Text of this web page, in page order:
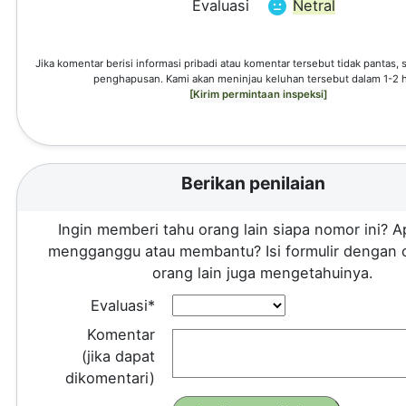
Evaluasi
Netral
Jika komentar berisi informasi pribadi atau komentar tersebut tidak pantas,
penghapusan. Kami akan meninjau keluhan tersebut dalam 1-2
[Kirim permintaan inspeksi]
Berikan penilaian
Ingin memberi tahu orang lain siapa nomor ini?
mengganggu atau membantu? Isi formulir dengan
orang lain juga mengetahuinya.
Evaluasi*
Komentar
(jika dapat
dikomentari)